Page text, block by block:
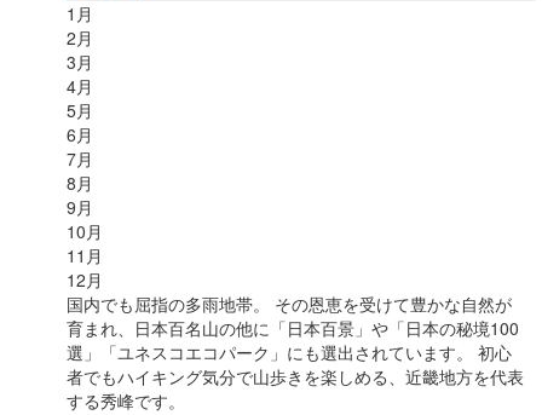
1 月
2月
3月
4月
5月
6月
7月
8月
9月
10月
11 月
12月
国内でも屈指の多雨地帯。 その恩恵を受けて豊かな自然が
育まれ、日本百名山の他に「日本百景」や「日本の秘境100
選」「ユネスコエコパーク」にも選出されています。 初心
者でもハイキング気分で山歩きを楽しめる、近畿地方を代表
する秀峰です。